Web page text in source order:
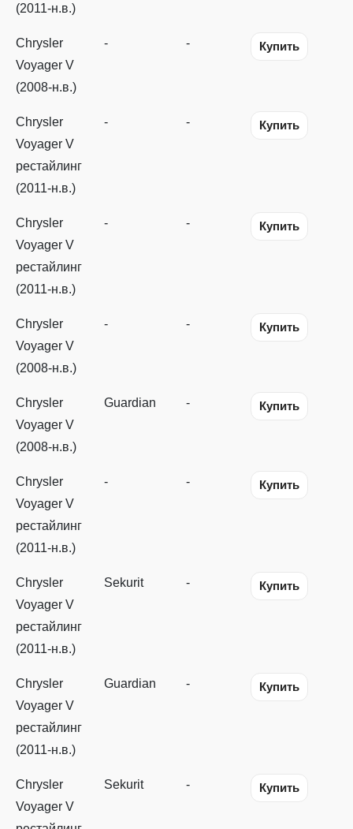
(2011-н.в.)
Chrysler
Voyager V
(2008-н.в.)
- - Купить
Chrysler
Voyager V
рестайлинг
(2011-н.в.)
- - Купить
Chrysler
Voyager V
рестайлинг
(2011-н.в.)
- - Купить
Chrysler
Voyager V
(2008-н.в.)
- - Купить
Chrysler
Voyager V
(2008-н.в.)
Guardian - Купить
Chrysler
Voyager V
рестайлинг
(2011-н.в.)
- - Купить
Chrysler
Voyager V
рестайлинг
(2011-н.в.)
Sekurit - Купить
Chrysler
Voyager V
рестайлинг
(2011-н.в.)
Guardian - Купить
Chrysler
Voyager V
Sekurit - Купить